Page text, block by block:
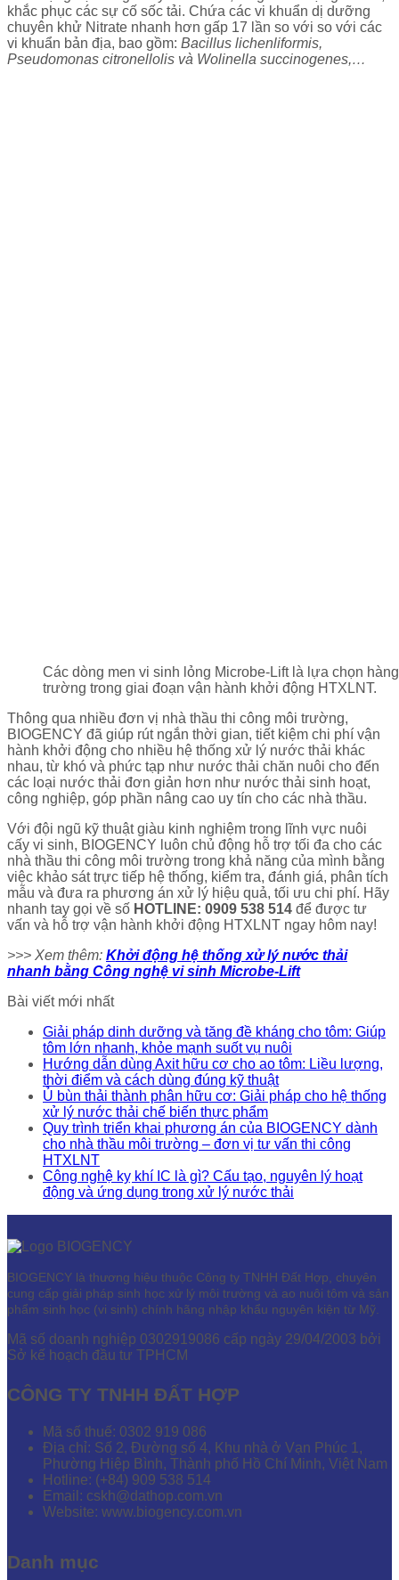
khắc phục các sự cố sốc tải. Chứa các vi khuẩn dị dưỡng
chuyên khử Nitrate nhanh hơn gấp 17 lần so với so với các
vi khuẩn bản địa, bao gồm: Bacillus lichenliformis,
Pseudomonas citronellolis và Wolinella succinogenes,…
Các dòng men vi sinh lỏng Microbe-Lift là lựa chọn
trường trong giai đoạn vận hành khởi động HTXLNT.
Thông qua nhiều đơn vị nhà thầu thi công môi trường,
BIOGENCY đã giúp rút ngắn thời gian, tiết kiệm chi phí vận
hành khởi động cho nhiều hệ thống xử lý nước thải khác
nhau, từ khó và phức tạp như nước thải chăn nuôi cho đến
các loại nước thải đơn giản hơn như nước thải sinh hoạt,
công nghiệp, góp phần nâng cao uy tín cho các nhà thầu.
Với đội ngũ kỹ thuật giàu kinh nghiệm trong lĩnh vực nuôi
cấy vi sinh, BIOGENCY luôn chủ động hỗ trợ tối đa cho các
nhà thầu thi công môi trường trong khả năng của mình bằng
việc khảo sát trực tiếp hệ thống, kiểm tra, đánh giá, phân tích
mẫu và đưa ra phương án xử lý hiệu quả, tối ưu chi phí. Hãy
nhanh tay gọi về số HOTLINE: 0909 538 514 để được tư
vấn và hỗ trợ vận hành khởi động HTXLNT ngay hôm nay!
>>> Xem thêm: Khởi động hệ thống xử lý nước thải
nhanh bằng Công nghệ vi sinh Microbe-Lift
Bài viết mới nhất
Giải pháp dinh dưỡng và tăng đề kháng cho tôm: Giúp
tôm lớn nhanh, khỏe mạnh suốt vụ nuôi
Hướng dẫn dùng Axit hữu cơ cho ao tôm: Liều lượng,
thời điểm và cách dùng đúng kỹ thuật
Ủ bùn thải thành phân hữu cơ: Giải pháp cho hệ thống
xử lý nước thải chế biến thực phẩm
Quy trình triển khai phương án của BIOGENCY dành
cho nhà thầu môi trường – đơn vị tư vấn thi công
HTXLNT
Công nghệ kỵ khí IC là gì? Cấu tạo, nguyên lý hoạt
động và ứng dụng trong xử lý nước thải
BIOGENCY là thương hiệu thuộc Công ty TNHH Đất Hợp, chuyên
cung cấp giải pháp sinh học xử lý môi trường và ao nuôi tôm và sản
phẩm sinh học (vi sinh) chính hãng nhập khẩu nguyên kiện từ Mỹ.
Mã số doanh nghiệp 0302919086 cấp ngày 29/04/2003 bởi
Sở kế hoạch đầu tư TPHCM
CÔNG TY TNHH ĐẤT HỢP
Mã số thuế: 0302 919 086
Địa chỉ: Số 2, Đường số 4, Khu nhà ở Vạn Phúc 1,
Phường Hiệp Bình, Thành phố Hồ Chí Minh, Việt Nam
Hotline: (+84) 909 538 514
Email: cskh@dathop.com.vn
Website: www.biogency.com.vn
Danh mục